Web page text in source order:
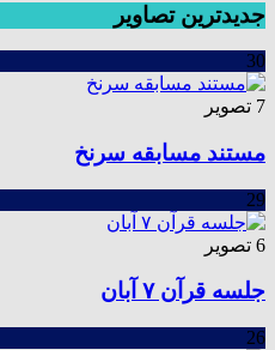
جدیدترین تصاویر
30
7 تصویر
مستند مسابقه سرنخ
29
6 تصویر
جلسه قرآن ۷ آبان
26